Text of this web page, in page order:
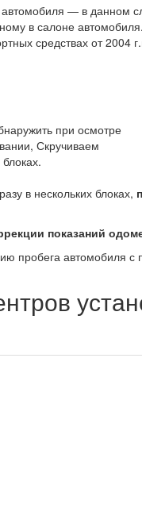
— в данном
в салоне
средствах от 2004
при осмотре
Скручиваем
в нескольких блоках,
показаний
пробега автомобиля